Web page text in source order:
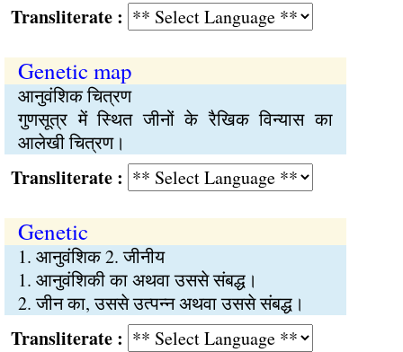
:
Genetic map
आनुवंशिक चित्रण
गुणसूत्र में स्थित जीनों के रैखिक विन्यास का
आलेखी चित्रण।
:
Genetic
1. आनुवंशिक 2. जीनीय
1. आनुवंशिकी का अथवा उससे संबद्ध।
2. जीन का, उससे उत्पन्न अथवा उससे संबद्ध।
: